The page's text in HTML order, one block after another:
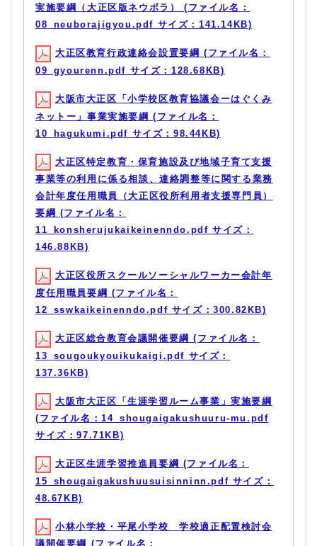
実施要綱（大正区版ネウボラ） (ファイル名：
08_neuborajigyou.pdf サイズ：141.14KB)
大正区教育行政連絡会設置要綱 (ファイル名：
09_gyourenn.pdf サイズ：128.68KB)
大阪市大正区「小学校区教育協議会ーはぐくみ
ネットー」事業実施要綱 (ファイル名：
10_hagukumi.pdf サイズ：98.44KB)
大正区特定教育・保育施設及び地域子育て支援
事業等の利用に係る相談、連絡調整等に関する業務
会計年度任用職員（大正区役所利用者支援専門員）
要綱 (ファイル名：
11_konsherujukaikeinenndo.pdf サイズ：
146.88KB)
大正区役所スクールソーシャルワーカー会計年
度任用職員要綱 (ファイル名：
12_sswkaikeinenndo.pdf サイズ：300.82KB)
大正区総合教育会議開催要綱 (ファイル名：
13_sougoukyouikukaigi.pdf サイズ：
137.36KB)
大阪市大正区「生涯学習ルーム事業」実施要綱
(ファイル名：14_shougaigakushuuru-mu.pdf
サイズ：97.71KB)
大正区生涯学習推進員要綱 (ファイル名：
15_shougaigakushuusuisinninn.pdf サイズ：
48.67KB)
小林小学校・平尾小学校 学校適正配置検討会
議開催要綱 (ファイル名：